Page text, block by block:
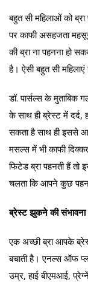
बहुत सी महिलाओं को
पर काफी असहजता
की ब्रा ना पहनना हो
है। ऐसी बहुत सी
डॉ. पार्सल्स के
के साथ ही ब्रेस्ट में दर्द,
सकता है साथ ही इससे
मसल्स में भी काफी
फिटेड ब्रा पहनती हैं तो
चलता कि आपने कुछ
ब्रेस्ट झुकने की संभावना
एक अच्छी ब्रा आपके
बचाती है। एनल्स ऑफ
उम्र, हाई बीएमआई,